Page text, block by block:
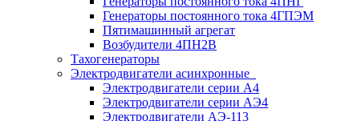
Генераторы постоянного тока 4ГПЭМ
Пятимашинный агрегат
Возбудители 4ПН2В
Тахогенераторы
Электродвигатели асинхронные
Электродвигатели серии А4
Электродвигатели серии АЭ4
Электродвигатели АЭ-113